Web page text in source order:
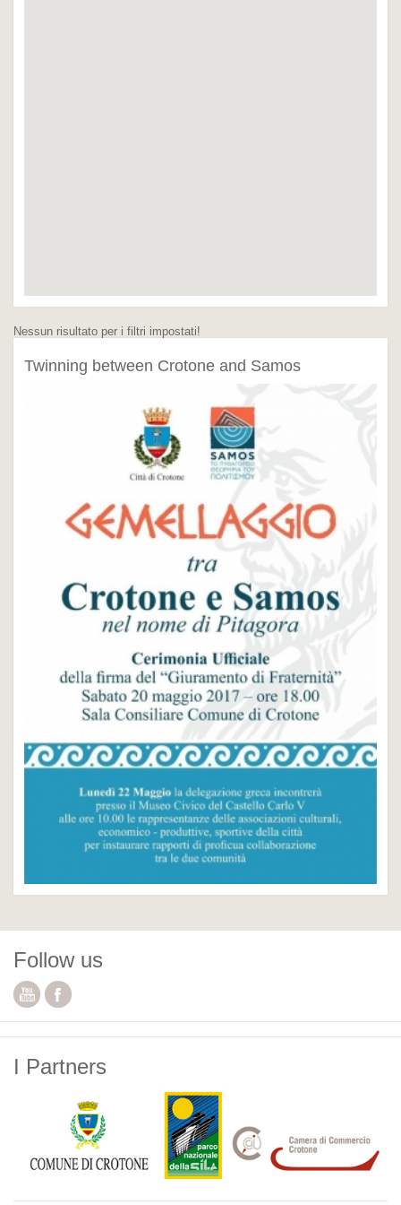
Nessun risultato per i filtri impostati!
Twinning between Crotone and Samos
Follow us
I Partners